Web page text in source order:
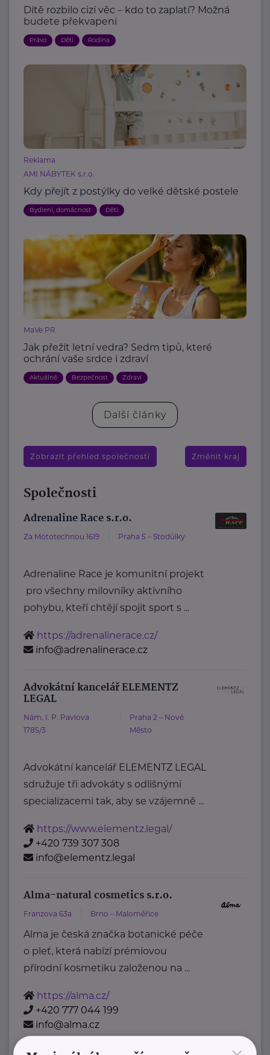
Dítě rozbilo cizí věc – kdo to zaplatí? Možná
budete překvapeni
Právo Děti Rodina
Reklama
AMI NÁBYTEK s.r.o.
Kdy přejít z postýlky do velké dětské postele
Bydlení, domácnost Děti
MaVe PR
Jak přežít letní vedra? Sedm tipů, které
ochrání vaše srdce i zdraví
Aktuálně Bezpečnost Zdraví
Další články
Zobrazit přehled společností Změnit kraj
Společnosti
Adrenaline Race s.r.o.
Za Mototechnou 1619 Praha 5 – Stodůlky
Adrenaline Race je komunitní projekt
pro všechny milovníky aktivního
pohybu, kteří chtějí spojit sport s ...
https://adrenalinerace.cz/
info@adrenalinerace.cz
Advokátní kancelář ELEMENTZ
LEGAL
Nám. I. P. Pavlova
1785/3
Praha 2 – Nové
Město
Advokátní kancelář ELEMENTZ LEGAL
sdružuje tři advokáty s odlišnými
specializacemi tak, aby se vzájemně ...
https://www.elementz.legal/
+420 739 307 308
info@elementz.legal
Alma-natural cosmetics s.r.o.
Franzova 63a Brno – Maloměřice
Alma je česká značka botanické péče
o pleť, která nabízí prémiovou
přírodní kosmetiku založenou na ...
https://alma.cz/
+420 777 044 199
info@alma.cz